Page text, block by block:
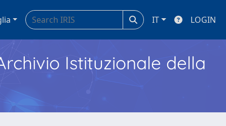
IT LOGIN
Istituzionale della